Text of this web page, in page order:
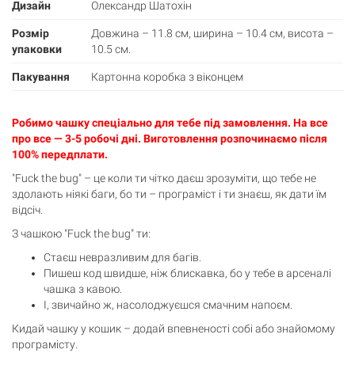
Дизайн Олександр Шатохін
Розмір
упаковки
Довжина – 11.8 см, ширина – 10.4 см, висота –
10.5 см.
Пакування Картонна коробка з віконцем
Робимо чашку спеціально для тебе під замовлення. На все
про все — 3-5 робочі дні. Виготовлення розпочинаємо після
100% передплати.
"Fuck the bug" – це коли ти чітко даєш зрозуміти, що тебе не
здолають ніякі баги, бо ти – програміст і ти знаєш, як дати їм
відсіч.
З чашкою "Fuck the bug" ти:
Стаєш невразливим для багів.
Пишеш код швидше, ніж блискавка, бо у тебе в арсеналі
чашка з кавою.
І, звичайно ж, насолоджуєшся смачним напоєм.
Кидай чашку у кошик – додай впевненості собі або знайомому
програмісту.
Кошик 0 товари
Кошик порожній